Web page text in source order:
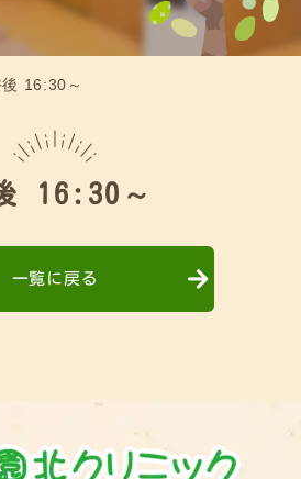
16:30～
16:30～
一覧に戻る